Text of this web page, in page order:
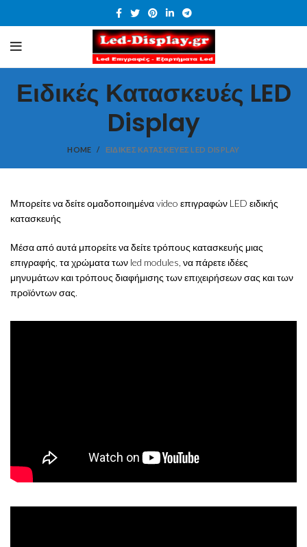
Ειδικές Κατασκευές LED
Display
HOME ΕΙΔΙΚΈΣ ΚΑΤΑΣΚΕΥΈΣ LED DISPLAY
Μπορείτε να δείτε ομαδοποιημένα video επιγραφών LED ειδικής
κατασκευής
Μέσα από αυτά μπορείτε να δείτε τρόπους κατασκευής μιας
επιγραφής, τα χρώματα των led modules, να πάρετε ιδέες
μηνυμάτων και τρόπους διαφήμισης των επιχειρήσεων σας και των
προϊόντων σας.